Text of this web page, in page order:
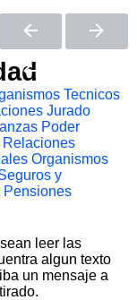
Tecnicos
Jurado
Poder
Relaciones
Organismos
y
Pensiones
leer las
algun texto
un mensaje a